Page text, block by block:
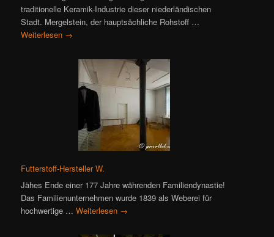
traditionelle Keramik-Industrie dieser niederländischen
Stadt. Mergelstein, der hauptsächliche Rohstoff …
Weiterlesen →
Futterstoff-Hersteller W.
Jähes Ende einer 177 Jahre währenden Familiendynastie!
Das Familienunternehmen wurde 1839 als Weberei für
hochwertige …Weiterlesen →